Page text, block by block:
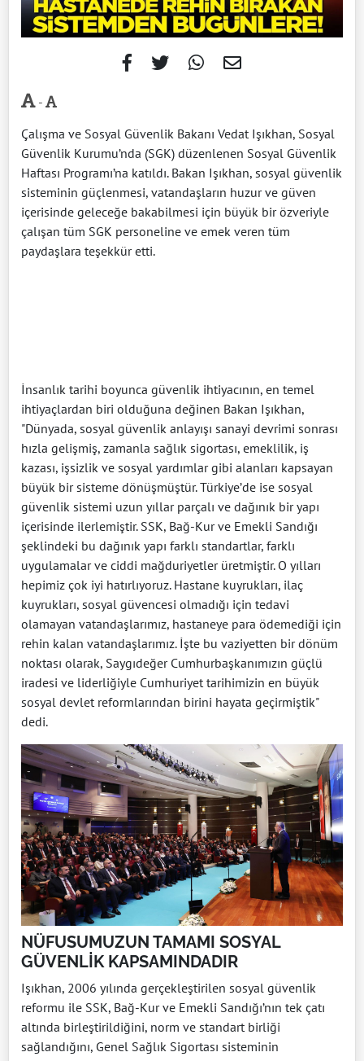
-
Çalışma ve Sosyal Güvenlik Bakanı Vedat Işıkhan, Sosyal
Güvenlik Kurumu’nda (SGK) düzenlenen Sosyal Güvenlik
Haftası Programı’na katıldı. Bakan Işıkhan, sosyal güvenlik
sisteminin güçlenmesi, vatandaşların huzur ve güven
içerisinde geleceğe bakabilmesi için büyük bir özveriyle
çalışan tüm SGK personeline ve emek veren tüm
paydaşlara teşekkür etti.
İnsanlık tarihi boyunca güvenlik ihtiyacının, en temel
ihtiyaçlardan biri olduğuna değinen Bakan Işıkhan,
"Dünyada, sosyal güvenlik anlayışı sanayi devrimi sonrası
hızla gelişmiş, zamanla sağlık sigortası, emeklilik, iş
kazası, işsizlik ve sosyal yardımlar gibi alanları kapsayan
büyük bir sisteme dönüşmüştür. Türkiye’de ise sosyal
güvenlik sistemi uzun yıllar parçalı ve dağınık bir yapı
içerisinde ilerlemiştir. SSK, Bağ-Kur ve Emekli Sandığı
şeklindeki bu dağınık yapı farklı standartlar, farklı
uygulamalar ve ciddi mağduriyetler üretmiştir. O yılları
hepimiz çok iyi hatırlıyoruz. Hastane kuyrukları, ilaç
kuyrukları, sosyal güvencesi olmadığı için tedavi
olamayan vatandaşlarımız, hastaneye para ödemediği için
rehin kalan vatandaşlarımız. İşte bu vaziyetten bir dönüm
noktası olarak, Saygıdeğer Cumhurbaşkanımızın güçlü
iradesi ve liderliğiyle Cumhuriyet tarihimizin en büyük
sosyal devlet reformlarından birini hayata geçirmiştik"
dedi.
NÜFUSUMUZUN TAMAMI SOSYAL
GÜVENLİK KAPSAMINDADIR
Işıkhan, 2006 yılında gerçekleştirilen sosyal güvenlik
reformu ile SSK, Bağ-Kur ve Emekli Sandığı’nın tek çatı
altında birleştirildiğini, norm ve standart birliği
sağlandığını, Genel Sağlık Sigortası sisteminin